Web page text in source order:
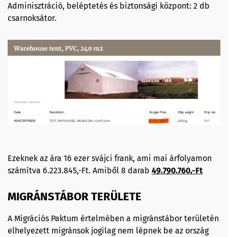
Adminisztráció, beléptetés és biztonsági központ: 2 db
csarnoksátor.
Ezeknek az ára 16 ezer svájci frank, ami mai árfolyamon
számítva 6.223.845,-Ft. Amiből 8 darab 49.790.760,-Ft
MIGRÁNSTÁBOR TERÜLETE
A Migrációs Paktum értelmében a migránstábor területén
elhelyezett migránsok jogilag nem lépnek be az ország